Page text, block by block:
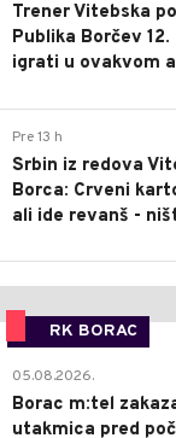
Trener Vitebska
Publika Borčev
igrati u ovakvom
Pre 13 h
Srbin iz redova
Borca: Crveni
ali ide revanš -
RK BORAC
05.08.2026.
Borac m:tel
utakmica pred